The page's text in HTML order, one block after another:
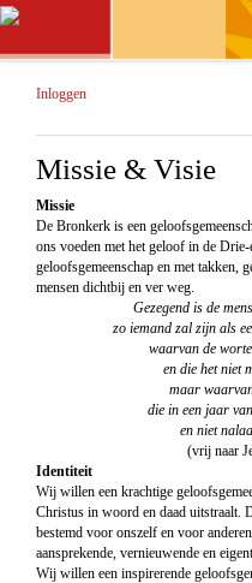
Inloggen
Missie & Visie
Missie
De Bronkerk is een
ons voeden met het geloof in de
geloofsgemeenschap en met takken,
mensen dichtbij en ver weg.
Gezegend is de
zo iemand zal zijn als
waarvan de
en die het niet
maar
die in een jaar
en niet
(vrij naar
Identiteit
Wij willen een krachtige
Christus in woord en daad uitstraalt.
bestemd voor onszelf en voor
aansprekende, vernieuwende en
Wij willen een inspirerende